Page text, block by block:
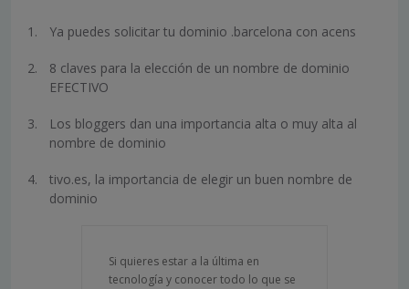
Ya puedes solicitar tu dominio .barcelona con acens
8 claves para la elección de un nombre de dominio
EFECTIVO
Los bloggers dan una importancia alta o muy alta al
nombre de dominio
tivo.es, la importancia de elegir un buen nombre de
dominio
Si quieres estar a la última en
tecnología y conocer todo lo que se